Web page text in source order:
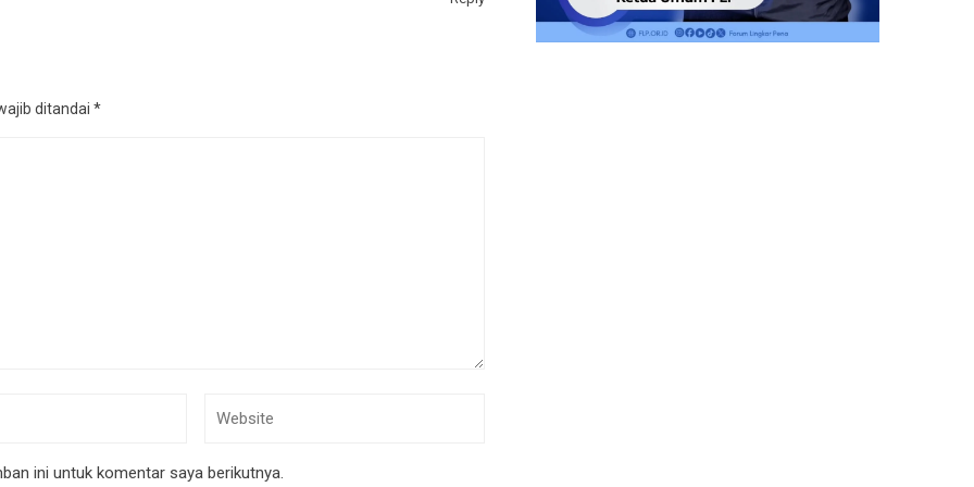
ditandai *
ini untuk komentar saya berikutnya.